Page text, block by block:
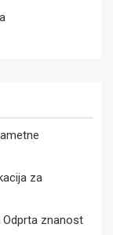
za
Odprta znanost